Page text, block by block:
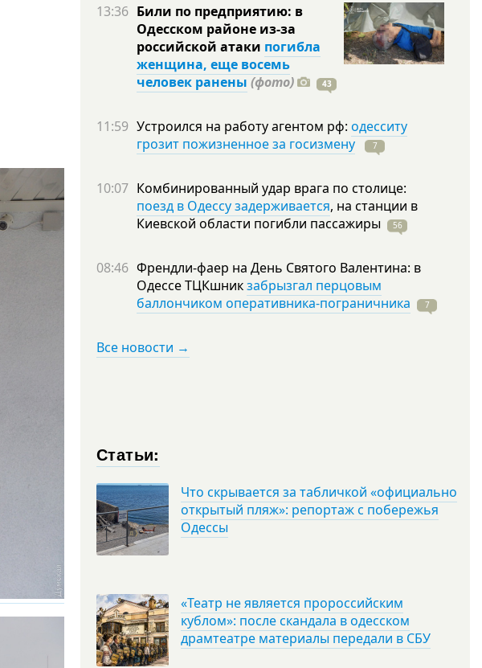
13:36 Били по предприятию: в
Одесском районе из-за
российской атаки погибла
женщина, еще восемь
человек ранены (фото) 43
11:59 Устроился на работу агентом рф: одесситу
грозит пожизненное за госизмену
7
10:07 Комбинированный удар врага по столице:
поезд в Одессу задерживается, на станции в
Киевской области погибли пассажиры 56
08:46 Френдли-фаер на День Святого Валентина: в
Одессе ТЦКшникзабрызгал перцовым
баллончиком оперативника-пограничника
7
Все новости →
Статьи:
Что скрывается за табличкой «официально
открытый пляж»: репортаж с побережья
Одессы
«Театр не является пророссийским
кублом»: после скандала в одесском
драмтеатре материалы передали в СБУ